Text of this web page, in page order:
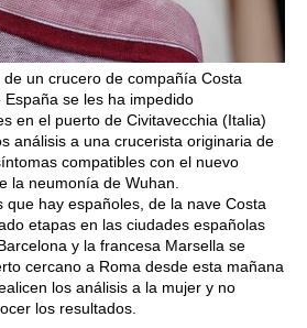
un crucero de compañía Costa
se les ha impedido
en el puerto de Civitavecchia (Italia)
análisis a una crucerista originaria de
compatibles con el nuevo
la neumonía de Wuhan.
que hay españoles, de la nave Costa
etapas en las ciudades españolas
y la francesa Marsella se
cercano a Roma desde esta mañana
los análisis a la mujer y no
los resultados.